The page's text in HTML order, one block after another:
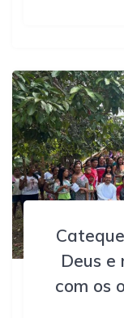
Deus e
com os